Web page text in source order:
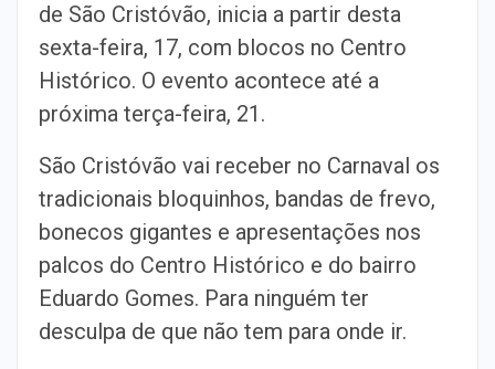
de São Cristóvão, inicia a partir desta
sexta-feira, 17, com blocos no Centro
Histórico. O evento acontece até a
próxima terça-feira, 21.
São Cristóvão vai receber no Carnaval os
tradicionais bloquinhos, bandas de frevo,
bonecos gigantes e apresentações nos
palcos do Centro Histórico e do bairro
Eduardo Gomes. Para ninguém ter
desculpa de que não tem para onde ir.